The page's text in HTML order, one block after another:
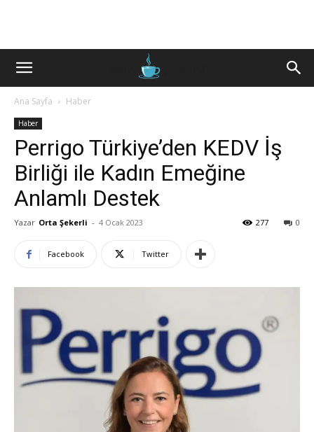
Ana Sayfa Haber
Haber
Perrigo Türkiye’den KEDV İş
Birliği ile Kadın Emeğine
Anlamlı Destek
Yazar Orta Şekerli - 4 Ocak 2023 0
277
Facebook Twitter